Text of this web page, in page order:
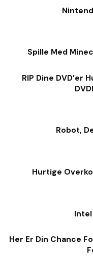
Spille Med
RIP Dine DVD’er
Robot,
Hurtige
Her Er Din Chance